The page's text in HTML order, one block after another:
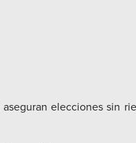
elecciones sin